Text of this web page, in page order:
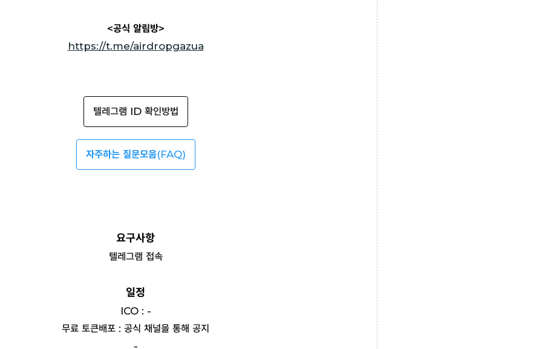
<공식 알림방>
https://t.me/airdropgazua
텔레그램 ID 확인방법
자주하는 질문모음(FAQ)
요구사항
텔레그램 접속
일정
ICO : -
무료 토큰배포 : 공식 채널을 통해 공지
-